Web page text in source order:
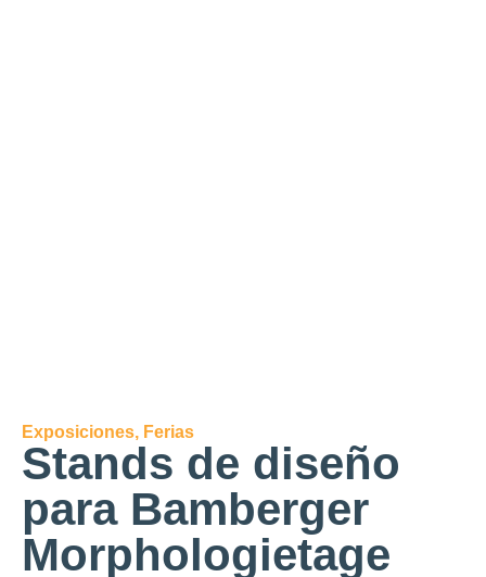
Exposiciones, Ferias
Stands de diseño
para Bamberger
Morphologietage